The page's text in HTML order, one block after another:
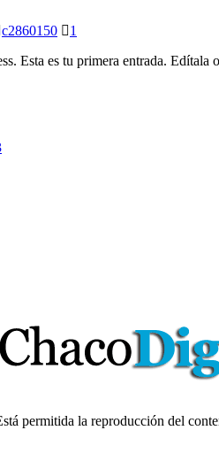
c2860150
1
Esta es tu primera entrada. Edítala
permitida la reproducción del